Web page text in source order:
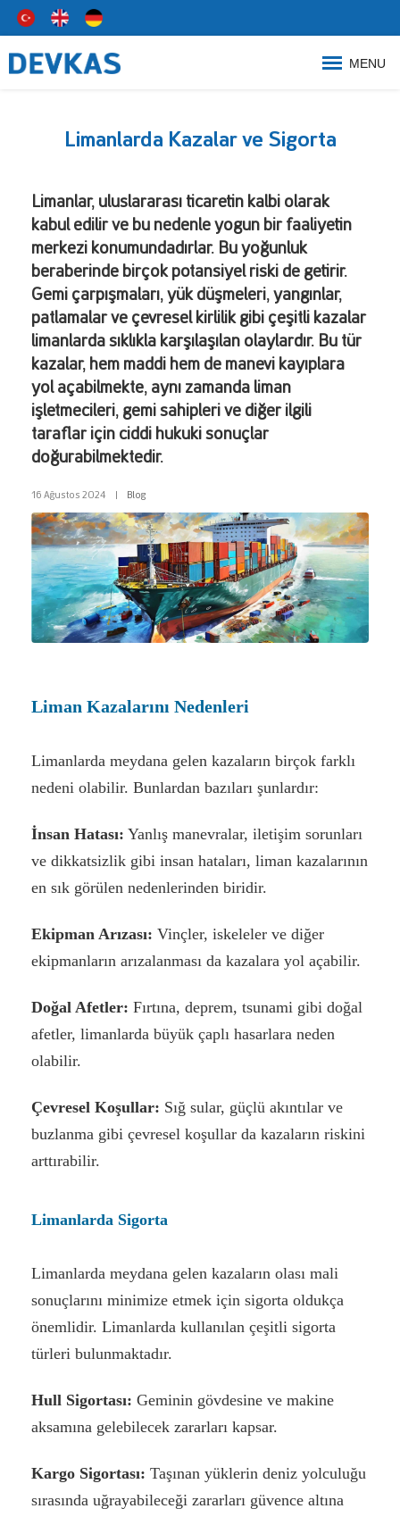
MENU
Limanlarda Kazalar ve Sigorta
Limanlar, uluslararası ticaretin kalbi olarak
kabul edilir ve bu nedenle yogun bir faaliyetin
merkezi konumundadırlar. Bu yoğunluk
beraberinde birçok potansiyel riski de getirir.
Gemi çarpışmaları, yük düşmeleri, yangınlar,
patlamalar ve çevresel kirlilik gibi çeşitli kazalar
limanlarda sıklıkla karşılaşılan olaylardır. Bu tür
kazalar, hem maddi hem de manevi kayıplara
yol açabilmekte, aynı zamanda liman
işletmecileri, gemi sahipleri ve diğer ilgili
taraflar için ciddi hukuki sonuçlar
doğurabilmektedir.
16 Ağustos 2024 Blog
Liman Kazalarını Nedenleri
Limanlarda meydana gelen kazaların birçok farklı
nedeni olabilir. Bunlardan bazıları şunlardır:
İnsan Hatası: Yanlış manevralar, iletişim sorunları
ve dikkatsizlik gibi insan hataları, liman kazalarının
en sık görülen nedenlerinden biridir.
Ekipman Arızası: Vinçler, iskeleler ve diğer
ekipmanların arızalanması da kazalara yol açabilir.
Doğal Afetler: Fırtına, deprem, tsunami gibi doğal
afetler, limanlarda büyük çaplı hasarlara neden
olabilir.
Çevresel Koşullar: Sığ sular, güçlü akıntılar ve
buzlanma gibi çevresel koşullar da kazaların riskini
arttırabilir.
Limanlarda Sigorta
Limanlarda meydana gelen kazaların olası mali
sonuçlarını minimize etmek için sigorta oldukça
önemlidir. Limanlarda kullanılan çeşitli sigorta
türleri bulunmaktadır.
Hull Sigortası: Geminin gövdesine ve makine
aksamına gelebilecek zararları kapsar.
Kargo Sigortası: Taşınan yüklerin deniz yolculuğu
sırasında uğrayabileceği zararları güvence altına